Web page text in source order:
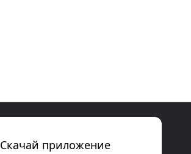
Скачай приложение